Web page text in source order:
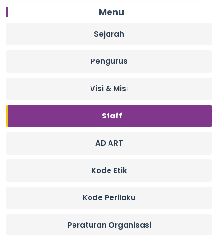
Menu
Sejarah
Pengurus
Visi & Misi
Staff
AD ART
Kode Etik
Kode Perilaku
Peraturan Organisasi